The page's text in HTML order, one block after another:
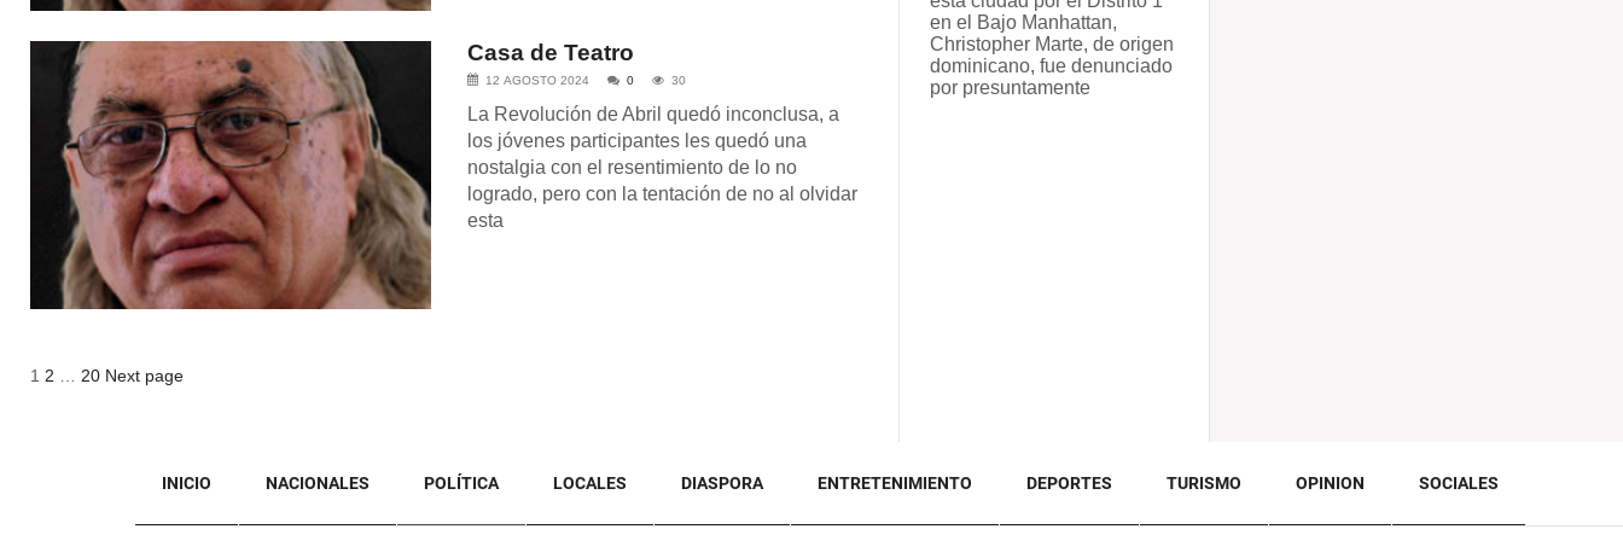
Casa de Teatro
12 AGOSTO 2024 0 30
La Revolución de Abril quedó inconclusa, a
los jóvenes participantes les quedó una
nostalgia con el resentimiento de lo no
logrado, pero con la tentación de no al olvidar
esta
Posts
Page
1 Page
2 Page
20 Next page
en el Bajo Manhattan,
Christopher Marte, de origen
dominicano, fue denunciado
por presuntamente
INICIO NACIONALES POLÍTICA LOCALES DIASPORA ENTRETENIMIENTO DEPORTES TURISMO OPINION SOCIALES